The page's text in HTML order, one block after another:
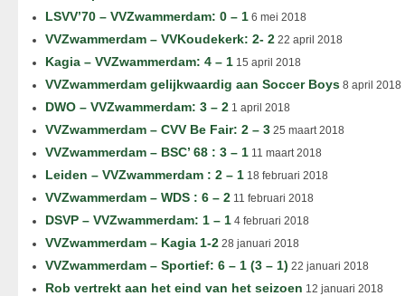
LSVV’70 – VVZwammerdam: 0 – 1 6 mei 2018
VVZwammerdam – VVKoudekerk: 2- 2 22 april 2018
Kagia – VVZwammerdam: 4 – 1 15 april 2018
VVZwammerdam gelijkwaardig aan Soccer Boys 8 april 2018
DWO – VVZwammerdam: 3 – 2 1 april 2018
VVZwammerdam – CVV Be Fair: 2 – 3 25 maart 2018
VVZwammerdam – BSC’ 68 : 3 – 1 11 maart 2018
Leiden – VVZwammerdam : 2 – 1 18 februari 2018
VVZwammerdam – WDS : 6 – 2 11 februari 2018
DSVP – VVZwammerdam: 1 – 1 4 februari 2018
VVZwammerdam – Kagia 1-2 28 januari 2018
VVZwammerdam – Sportief: 6 – 1 (3 – 1) 22 januari 2018
Rob vertrekt aan het eind van het seizoen 12 januari 2018